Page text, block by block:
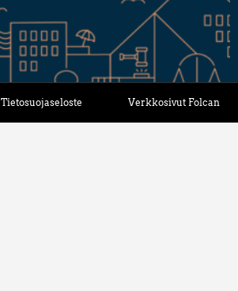
Tietosuojaseloste Verkkosivut Folcan